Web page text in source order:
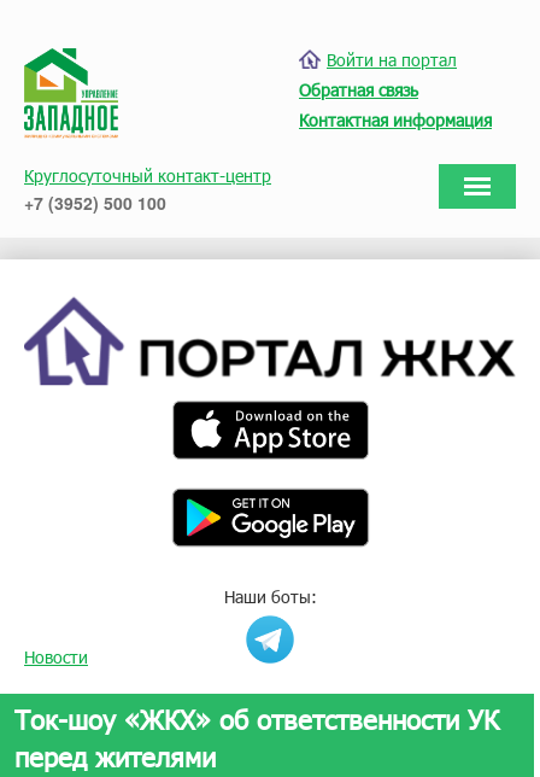
Войти на портал
Обратная связь
Контактная информация
Круглосуточный контакт-центр
+7 (3952) 500 100
Наши боты:
Новости
Ток-шоу «ЖКХ» об ответственности УК
перед жителями